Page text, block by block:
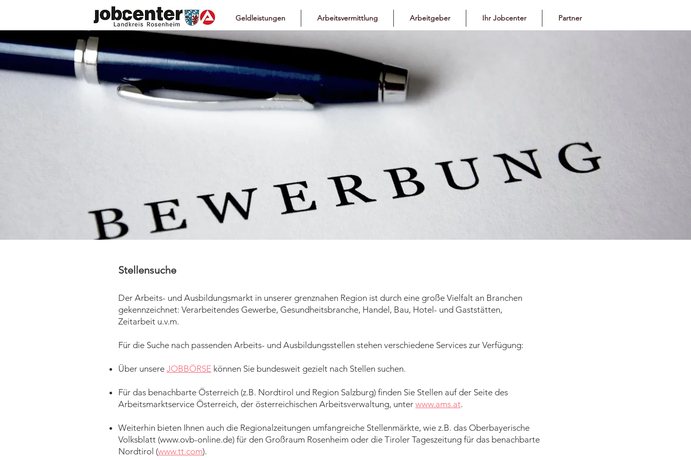
Geldleistungen Arbeitsvermittlung Arbeitgeber Ihr Jobcenter Partner
Stellensuche
Der Arbeits- und Ausbildungsmarkt in unserer grenznahen Region ist durch eine große Vielfalt an Branchen
gekennzeichnet: Verarbeitendes Gewerbe, Gesundheitsbranche, Handel, Bau, Hotel- und Gaststätten,
Zeitarbeit u.v.m.
Für die Suche nach passenden Arbeits- und Ausbildungsstellen stehen verschiedene Services zur Verfügung:
Über unsere JOBBÖRSE können Sie bundesweit gezielt nach Stellen suchen.
Für das benachbarte Österreich (z.B. Nordtirol und Region Salzburg) finden Sie Stellen auf der Seite des
Arbeitsmarktservice Österreich, der österreichischen Arbeitsverwaltung, unter www.ams.at.
Weiterhin bieten Ihnen auch die Regionalzeitungen umfangreiche Stellenmärkte, wie z.B. das Oberbayerische
Volksblatt (www.ovb-online.de) für den Großraum Rosenheim oder die Tiroler Tageszeitung für das benachbarte
Nordtirol (www.tt.com).